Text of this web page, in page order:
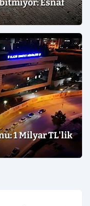
bitmiyor: Esnaf
1 Milyar TL'lik